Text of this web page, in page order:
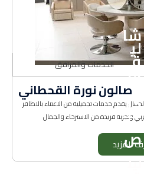
الخدمات والمرافق
صالون نورة القحطاني
يقدم خدمات تجميلية من الاعتناء بالاظافر
وتجربة فريدة من الاسترخاء والجمال
المزيد
شا
لي
ة
الن
ي
الخ
ا
ص
ليل